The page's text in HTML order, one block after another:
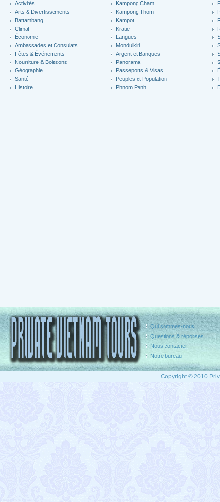
Activités
Arts & Divertissements
Battambang
Climat
Économie
Ambassades et Consulats
Fêtes & Événements
Nourriture & Boissons
Géographie
Santé
Histoire
Kampong Cham
Kampong Thom
Kampot
Kratie
Langues
Mondulkiri
Argent et Banques
Panorama
Passeports & Visas
Peuples et Population
Phnom Penh
Qui sommes-nous
Questions & réponses
Nous contacter
Notre bureau
Copyright © 2010